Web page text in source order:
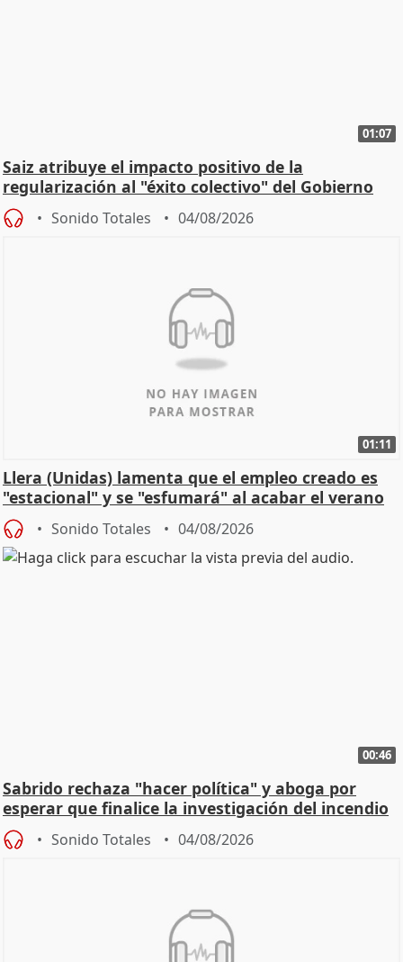
01:07
Saiz atribuye el impacto positivo de la
regularización al "éxito colectivo" del Gobierno
Sonido Totales 04/08/2026
01:11
Llera (Unidas) lamenta que el empleo creado es
"estacional" y se "esfumará" al acabar el verano
Sonido Totales 04/08/2026
00:46
Sabrido rechaza "hacer política" y aboga por
esperar que finalice la investigación del incendio
Sonido Totales 04/08/2026